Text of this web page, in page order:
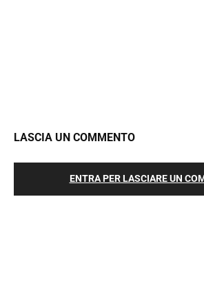
LASCIA UN COMMENTO
ENTRA PER LASCIARE UN